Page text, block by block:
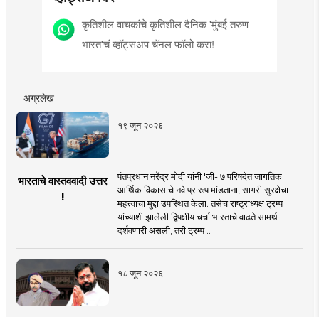
कृतिशील वाचकांचे कृतिशील दैनिक 'मुंबई तरुण
भारत'चं व्हॉट्सअप चॅनल फॉलो करा!
अग्रलेख
१९ जून २०२६
भारताचे वास्तववादी उत्तर
!
पंतप्रधान नरेंद्र मोदी यांनी 'जी- ७ परिषदेत जागतिक
आर्थिक विकासाचे नवे प्रारूप मांडताना, सागरी सुरक्षेचा
महत्त्वाचा मुद्दा उपस्थित केला. तसेच राष्ट्राध्यक्ष ट्रम्प
यांच्याशी झालेली द्विपक्षीय चर्चा भारताचे वाढते सामर्थ
दर्शवणारी असली, तरी ट्रम्प ..
१८ जून २०२६